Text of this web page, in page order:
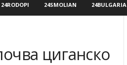
24RODOPI 24SMOLIAN 24BULGARIA
циганско